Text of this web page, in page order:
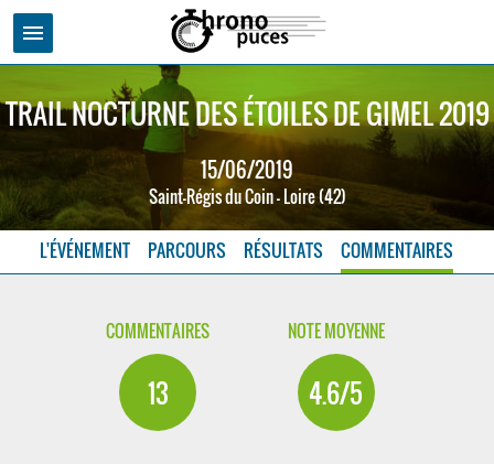
menu
TRAIL NOCTURNE DES ÉTOILES DE GIMEL 2019
15/06/2019
Saint-Régis du Coin - Loire (42)
L'ÉVÉNEMENT PARCOURS RÉSULTATS COMMENTAIRES
COMMENTAIRES
13
NOTE MOYENNE
4.6/5